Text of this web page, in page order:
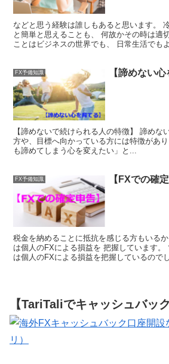
などと思う経験は誰しもあると思います。
と簡単と思えることも、 何故かその時は適
ことはビジネスの世界でも、 日常生活でも
FX予備知識 【諦めない心
【諦めないで続けられる人の特徴】 諦めな
方や、目標へ向かっている方には特徴があ
も諦めてしまう心を変えたい」と...
FX予備知識 【FXでの確
税金を納めることに抵抗を感じる方もいる
は個人のFXによる損益を 把握しています。
は個人のFXによる損益を把握しているので
【TariTaliでキャッシュバッ